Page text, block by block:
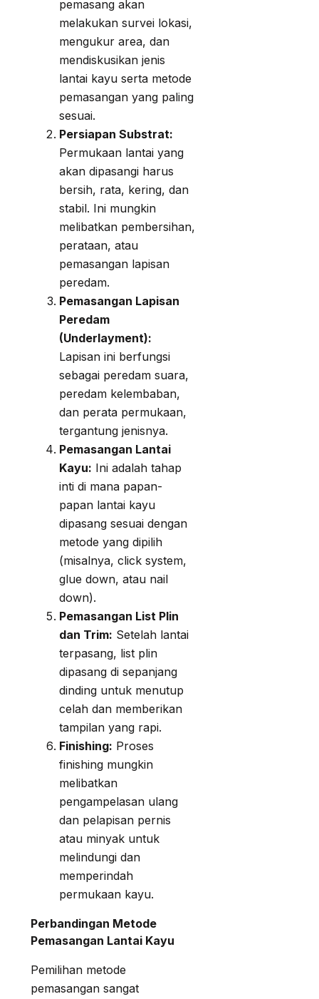
pemasang akan
melakukan survei lokasi,
mengukur area, dan
mendiskusikan jenis
lantai kayu serta metode
pemasangan yang paling
sesuai.
Persiapan Substrat:
Permukaan lantai yang
akan dipasangi harus
bersih, rata, kering, dan
stabil. Ini mungkin
melibatkan pembersihan,
perataan, atau
pemasangan lapisan
peredam.
Pemasangan Lapisan
Peredam
(Underlayment):
Lapisan ini berfungsi
sebagai peredam suara,
peredam kelembaban,
dan perata permukaan,
tergantung jenisnya.
Pemasangan Lantai
Kayu: Ini adalah tahap
inti di mana papan-
papan lantai kayu
dipasang sesuai dengan
metode yang dipilih
(misalnya, click system,
glue down, atau nail
down).
Pemasangan List Plin
dan Trim: Setelah lantai
terpasang, list plin
dipasang di sepanjang
dinding untuk menutup
celah dan memberikan
tampilan yang rapi.
Finishing: Proses
finishing mungkin
melibatkan
pengampelasan ulang
dan pelapisan pernis
atau minyak untuk
melindungi dan
memperindah
permukaan kayu.
Perbandingan Metode
Pemasangan Lantai Kayu
Pemilihan metode
pemasangan sangat